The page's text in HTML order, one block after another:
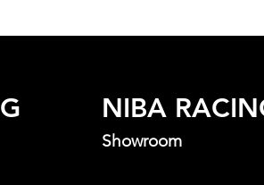
NIBA
Showroom